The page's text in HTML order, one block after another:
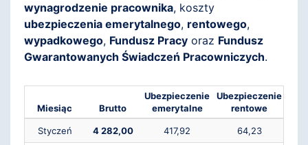
wynagrodzenie pracownika, koszty
ubezpieczenia emerytalnego, rentowego,
wypadkowego, Fundusz Pracy oraz Fundusz
Gwarantowanych Świadczeń Pracowniczych.
Miesiąc Brutto
Ubezpieczenie
emerytalne
Ubezpieczenie
rentowe
Styczeń 4 282,00 417,92 64,23